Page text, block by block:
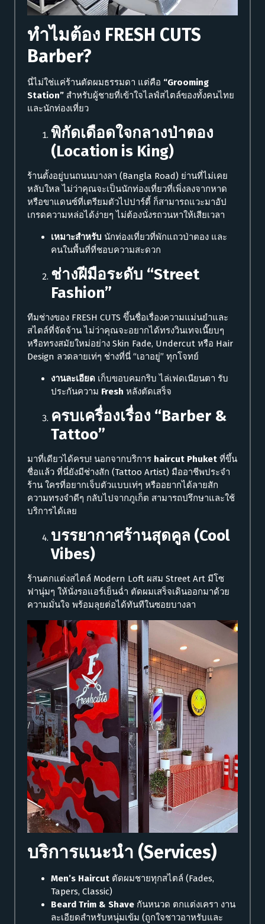
ทำไมต้อง FRESH CUTS
Barber?
นี่ไม่ใช่แค่ร้านตัดผมธรรมดา แต่คือ “Grooming
Station” สำหรับผู้ชายที่เข้าใจไลฟ์สไตล์ของทั้งคนไทย
และนักท่องเที่ยว
พิกัดเดือดใจกลางป่าตอง
(Location is King)
ร้านตั้งอยู่บนถนนบางลา (Bangla Road) ย่านที่ไม่เคย
หลับใหล ไม่ว่าคุณจะเป็นนักท่องเที่ยวที่เพิ่งลงจากหาด
หรือขาแดนซ์ที่เตรียมตัวไปปาร์ตี้ ก็สามารถแวะมาอัป
เกรดความหล่อได้ง่ายๆ ไม่ต้องนั่งรถวนหาให้เสียเวลา
เหมาะสำหรับ นักท่องเที่ยวที่พักแถวป่าตอง และ
คนในพื้นที่ที่ชอบความสะดวก
ช่างฝีมือระดับ “Street
Fashion”
ทีมช่างของ FRESH CUTS ขึ้นชื่อเรื่องความแม่นยำและ
สไตล์ที่จัดจ้าน ไม่ว่าคุณจะอยากได้ทรงวินเทจเนี๊ยบๆ
หรือทรงสมัยใหม่อย่าง Skin Fade, Undercut หรือ Hair
Design ลวดลายเท่ๆ ช่างที่นี่ “เอาอยู่” ทุกโจทย์
งานละเอียด เก็บขอบคมกริบ ไล่เฟดเนียนตา รับ
ประกันความ Fresh หลังตัดเสร็จ
ครบเครื่องเรื่อง “Barber &
Tattoo”
มาที่เดียวได้ครบ! นอกจากบริการ haircut Phuket ที่ขึ้น
ชื่อแล้ว ที่นี่ยังมีช่างสัก (Tattoo Artist) มืออาชีพประจำ
ร้าน ใครที่อยากเจ็บตัวแบบเท่ๆ หรืออยากได้ลายสัก
ความทรงจำดีๆ กลับไปจากภูเก็ต สามารถปรึกษาและใช้
บริการได้เลย
บรรยากาศร้านสุดคูล (Cool
Vibes)
ร้านตกแต่งสไตล์ Modern Loft ผสม Street Art มีโซ
ฟานุ่มๆ ให้นั่งรอแอร์เย็นฉ่ำ ตัดผมเสร็จเดินออกมาด้วย
ความมั่นใจ พร้อมลุยต่อได้ทันทีในซอยบางลา
บริการแนะนำ (Services)
Men’s Haircut ตัดผมชายทุกสไตล์ (Fades,
Tapers, Classic)
Beard Trim & Shave กันหนวด ตกแต่งเครา งาน
ละเอียดสำหรับหนุ่มเข้ม (ถูกใจชาวอาหรับและ